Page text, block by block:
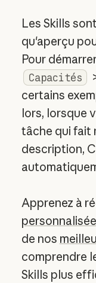
Les Skills
qu'aperçu
Pour
Capacités
certains
lors, lorsque
tâche qui fait
description,
Apprenez à
de nos
comprendre
Skills plus